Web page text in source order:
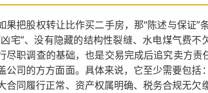
果把股权转让比作买二手房，那“陈述与保证
凶宅”、没有隐藏的结构性裂缝、水电煤气费
尽职调查的基础，也是交易完成后追究卖方
公司的方方面面。具体来说，它至少需要包
合同履行正常、资产权属明确、税务合规无